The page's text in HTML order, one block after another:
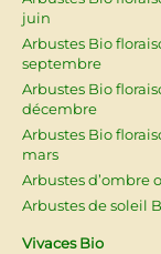
juin
Arbustes Bio
septembre
Arbustes Bio
décembre
Arbustes Bio
mars
Arbustes d’ombre
Arbustes de soleil
Vivaces Bio